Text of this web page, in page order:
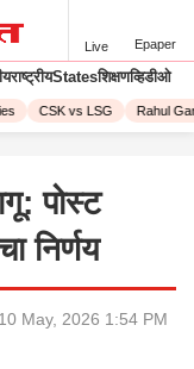
Live Epaper
राष्ट्रीयStatesशिक्षणव्हिडीओ
CSK vs LSG Rahul
पोस्ट
निर्णय
May, 2026 1:54 PM